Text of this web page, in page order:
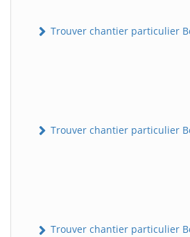
Trouver chantier particulier
Trouver chantier particulier
Trouver chantier particulier